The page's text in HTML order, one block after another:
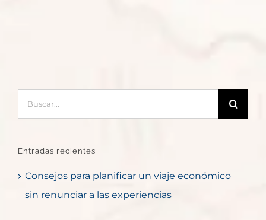
Entradas recientes
Consejos para planificar un viaje económico
sin renunciar a las experiencias